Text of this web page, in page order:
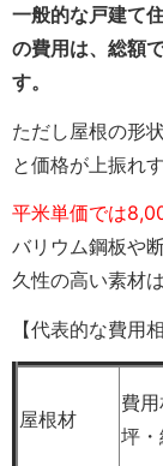
一般的な戸建て
の費用は、総額
す。
ただし屋根の形
と価格が上振れ
平米単価では
バリウム鋼板や
久性の高い素材
【代表的な費用
屋根材
費
坪・